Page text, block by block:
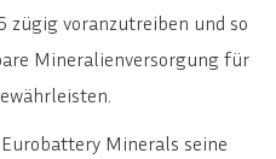
zügig voranzutreiben und so
Mineralienversorgung für
Minerals seine